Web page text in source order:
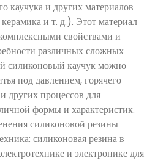
каучука и других материалов
и т. д.). Этот материал
свойствами и
различных сложных
силиконовый каучук можно
под давлением, горячего
других процессов для
формы и характеристик.
силиконовой резины
силиконовая резина в
и электронике для